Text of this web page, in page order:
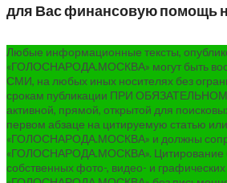
для Вас финансовую помощь
Любые информационные тексты,
«ГОЛОСНАРОДА.МОСКВА» могут быть
СМИ, на любых иных носителях без
срокам публикации ПРИ ОБЯЗАТЕЛЬНОМ
активной, прямой, открытой для
первом абзаце на цитируемую статью
«ГОЛОСНАРОДА.МОСКВА» и должны
«ГОЛОСНАРОДА.МОСКВА». Цитирование
собственных фото-, видео- и